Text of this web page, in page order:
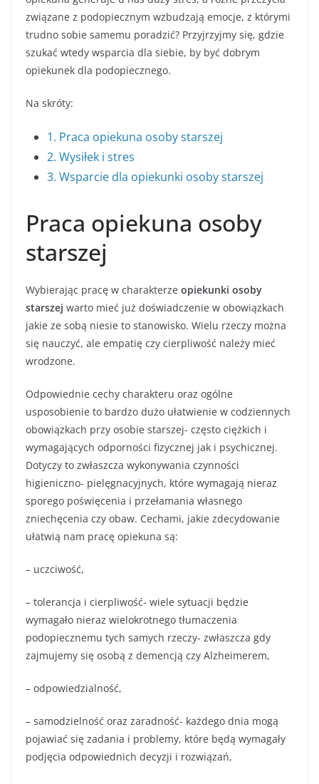
związane z podopiecznym wzbudzają emocje, z którymi
trudno sobie samemu poradzić? Przyjrzyjmy się, gdzie
szukać wtedy wsparcia dla siebie, by być dobrym
opiekunek dla podopiecznego.
Na skróty:
1. Praca opiekuna osoby starszej
2. Wysiłek i stres
3. Wsparcie dla opiekunki osoby starszej
Praca opiekuna osoby
starszej
Wybierając pracę w charakterze opiekunki osoby
starszej warto mieć już doświadczenie w obowiązkach
jakie ze sobą niesie to stanowisko. Wielu rzeczy można
się nauczyć, ale empatię czy cierpliwość należy mieć
wrodzone.
Odpowiednie cechy charakteru oraz ogólne
usposobienie to bardzo dużo ułatwienie w codziennych
obowiązkach przy osobie starszej- często ciężkich i
wymagających odporności fizycznej jak i psychicznej.
Dotyczy to zwłaszcza wykonywania czynności
higieniczno- pielęgnacyjnych, które wymagają nieraz
sporego poświęcenia i przełamania własnego
zniechęcenia czy obaw. Cechami, jakie zdecydowanie
ułatwią nam pracę opiekuna są:
– uczciwość,
– tolerancja i cierpliwość- wiele sytuacji będzie
wymagało nieraz wielokrotnego tłumaczenia
podopiecznemu tych samych rzeczy- zwłaszcza gdy
zajmujemy się osobą z demencją czy Alzheimerem,
– odpowiedzialność,
– samodzielność oraz zaradność- każdego dnia mogą
pojawiać się zadania i problemy, które będą wymagały
podjęcia odpowiednich decyzji i rozwiązań,